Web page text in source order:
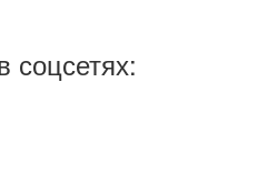
соцсетях: